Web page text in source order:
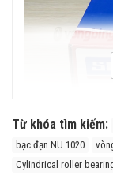
Vòng bi SKF NU
Từ khóa tìm kiếm:
bạc đạn NU 1020
Cylindrical roller